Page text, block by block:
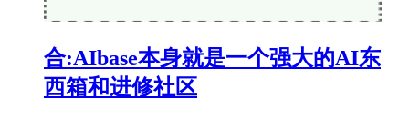
合:AIbase本身就是一个强大的AI东
西箱和进修社区